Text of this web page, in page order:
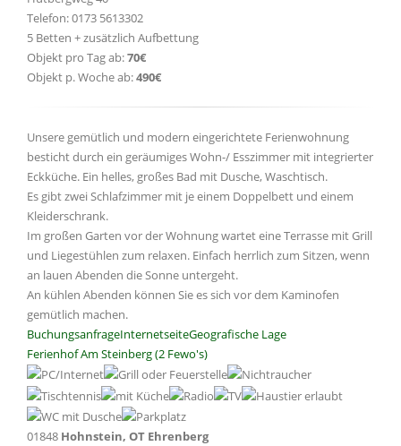
Telefon: 0173 5613302
5 Betten + zusätzlich Aufbettung
Objekt pro Tag ab:70€
Objekt p. Woche ab:490€
Unsere gemütlich und modern eingerichtete Ferienwohnung
besticht durch ein geräumiges Wohn-/ Esszimmer mit integrierter
Eckküche. Ein helles, großes Bad mit Dusche, Waschtisch.
Es gibt zwei Schlafzimmer mit je einem Doppelbett und einem
Kleiderschrank.
Im großen Garten vor der Wohnung wartet eine Terrasse mit Grill
und Liegestühlen zum relaxen. Einfach herrlich zum Sitzen, wenn
an lauen Abenden die Sonne untergeht.
An kühlen Abenden können Sie es sich vor dem Kaminofen
gemütlich machen.
BuchungsanfrageInternetseiteGeografische Lage
Ferienhof Am Steinberg (2 Fewo's)
01848 Hohnstein, OT Ehrenberg